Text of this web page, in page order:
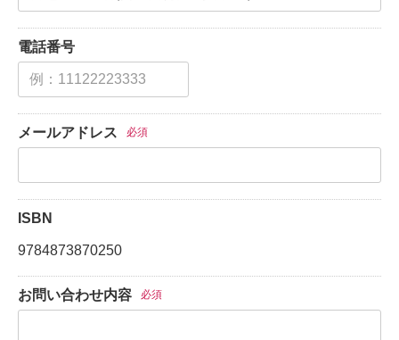
電話番号
メールアドレス 必須
ISBN
9784873870250
お問い合わせ内容 必須